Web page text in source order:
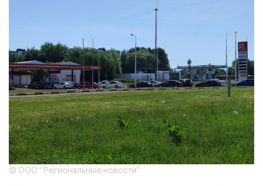
© ООО "Региональные новости"